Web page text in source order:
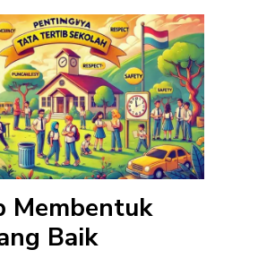
Membentuk
Baik